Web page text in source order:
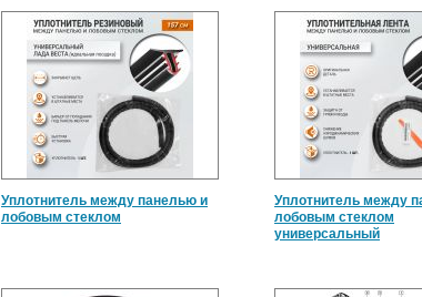
Уплотнитель между панелью и
лобовым стеклом
Уплотнитель между
лобовым стеклом
универсальный